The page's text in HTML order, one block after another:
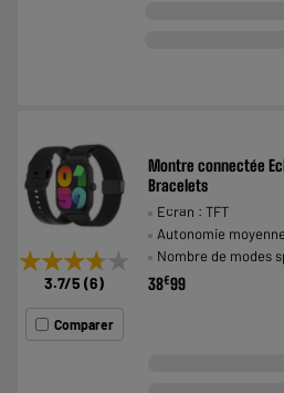
★★★★★
★★★★★
3.7/5 (6)
Comparer
Montre connectée
Bracelets
Ecran : TFT
Autonomie
Nombre de modes
38€99